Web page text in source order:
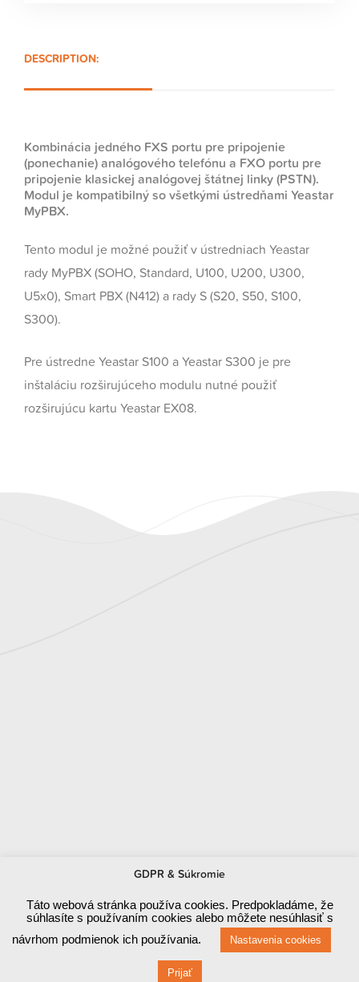
DESCRIPTION:
Kombinácia jedného FXS portu pre pripojenie
(ponechanie) analógového telefónu a FXO portu pre
pripojenie klasickej analógovej štátnej linky (PSTN).
Modul je kompatibilný so všetkými ústredňami Yeastar
MyPBX.
Tento modul je možné použiť v ústredniach Yeastar
rady MyPBX (SOHO, Standard, U100, U200, U300,
U5x0), Smart PBX (N412) a rady S (S20, S50, S100,
S300).
Pre ústredne Yeastar S100 a Yeastar S300 je pre
inštaláciu rozširujúceho modulu nutné použiť
rozširujúcu kartu Yeastar EX08.
Miliony lidí na světě využívají VoIP služby,
přidejte se k nim.
VYZKOUŠET ZDARMA
GDPR & Súkromie
Táto webová stránka používa cookies. Predpokladáme, že
súhlasíte s používaním cookies alebo môžete nesúhlasiť s
návrhom podmienok ich používania.
Nastavenia cookies
Prijať